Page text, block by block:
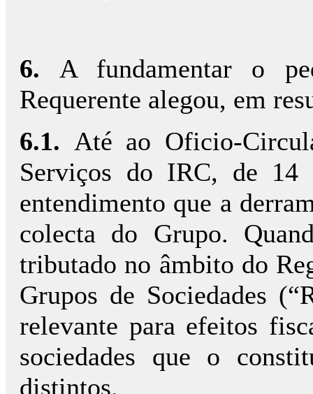
6. A fundamentar o
Requerente alegou, em
6.1. Até ao Oficio-
Serviços do IRC, de
entendimento que a
colecta do Grupo.
tributado no âmbito do
Grupos de Sociedades
relevante para efeitos
sociedades que o
distintos.